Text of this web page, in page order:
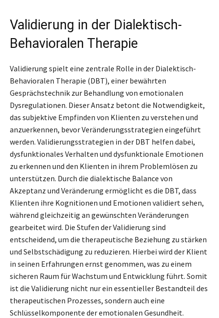
Validierung in der Dialektisch-
Behavioralen Therapie
Validierung spielt eine zentrale Rolle in der Dialektisch-
Behavioralen Therapie (DBT), einer bewährten
Gesprächstechnik zur Behandlung von emotionalen
Dysregulationen. Dieser Ansatz betont die Notwendigkeit,
das subjektive Empfinden von Klienten zu verstehen und
anzuerkennen, bevor Veränderungsstrategien eingeführt
werden. Validierungsstrategien in der DBT helfen dabei,
dysfunktionales Verhalten und dysfunktionale Emotionen
zu erkennen und den Klienten in ihrem Problemlösen zu
unterstützen. Durch die dialektische Balance von
Akzeptanz und Veränderung ermöglicht es die DBT, dass
Klienten ihre Kognitionen und Emotionen validiert sehen,
während gleichzeitig an gewünschten Veränderungen
gearbeitet wird. Die Stufen der Validierung sind
entscheidend, um die therapeutische Beziehung zu stärken
und Selbstschädigung zu reduzieren. Hierbei wird der Klient
in seinen Erfahrungen ernst genommen, was zu einem
sicheren Raum für Wachstum und Entwicklung führt. Somit
ist die Validierung nicht nur ein essentieller Bestandteil des
therapeutischen Prozesses, sondern auch eine
Schlüsselkomponente der emotionalen Gesundheit.